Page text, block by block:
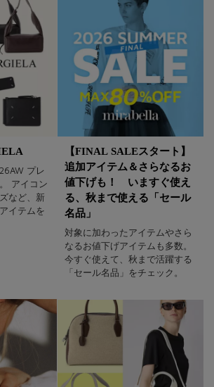
プレ
アイコン
など、新
イテムを
【FINAL SALEスタート】
追加アイテム＆さらなるお
値下げも！ いますぐ使え
る、秋まで使える「セール
名品」
対象に加わったアイテムやさら
なるお値下げアイテムも多数。
今すぐ使えて、秋まで活躍する
「セール名品」をチェック。